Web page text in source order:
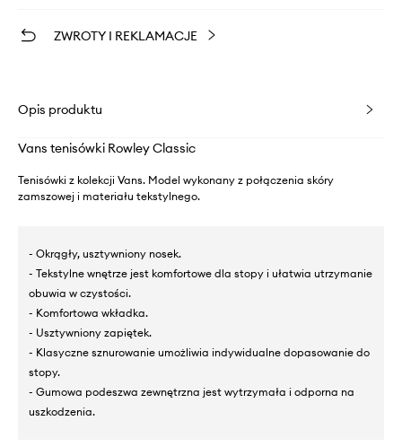
ZWROTY I REKLAMACJE
Opis produktu
Vans tenisówki Rowley Classic
Tenisówki z kolekcji Vans. Model wykonany z połączenia skóry
zamszowej i materiału tekstylnego.
- Okrągły, usztywniony nosek.
- Tekstylne wnętrze jest komfortowe dla stopy i ułatwia utrzymanie
obuwia w czystości.
- Komfortowa wkładka.
- Usztywniony zapiętek.
- Klasyczne sznurowanie umożliwia indywidualne dopasowanie do
stopy.
- Gumowa podeszwa zewnętrzna jest wytrzymała i odporna na
uszkodzenia.